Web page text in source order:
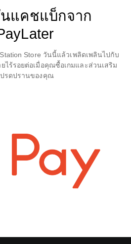
แคชแบ็กจาก
Store วันนี้แล้วเพลิดเพลินไปกับ
ไร้รอยต่อเมื่อคุณซื้อเกมและส่วนเสริม
รดปรานของคุณ